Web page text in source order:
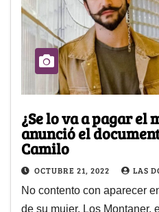
¿Se lo va a pagar el
anunció el
Camilo
OCTUBRE 21, 2022 LAS
No contento con aparecer
de su mujer, Los Montaner,